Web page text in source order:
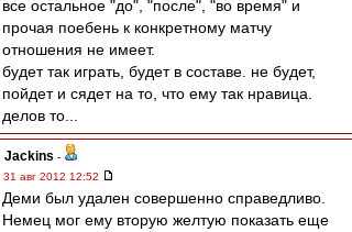
все остальное "до", "после", "во время" и
прочая поебень к конкретному матчу
отношения не имеет.
будет так играть, будет в составе. не будет,
пойдет и сядет на то, что ему так нравица.
делов то...
Jackins -
31 авг 2012 12:52
Деми был удален совершенно справедливо.
Немец мог ему вторую желтую показать еще